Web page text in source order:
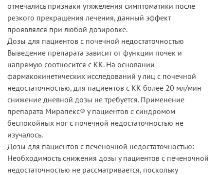
отмечались признаки утяжеления симптоматики после
резкого прекращения лечения, данный эффект
проявлялся при любой дозировке.
Дозы для пациентов с почечной недостаточностью
Выведение препарата зависит от функции почек и
напрямую соотносится с КК. На основании
фармакокинетических исследований у лиц с почечной
недостаточностью, для пациентов с КК более 20 мл/мин
снижение дневной дозы не требуется. Применение
препарата Мирапекс® у пациентов с синдромом
беспокойных ног с почечной недостаточностью не
изучалось.
Дозы для пациентов с печеночной недостаточностью:
Необходимость снижения дозы у пациентов с печеночной
недостаточностью не рассматривается, поскольку